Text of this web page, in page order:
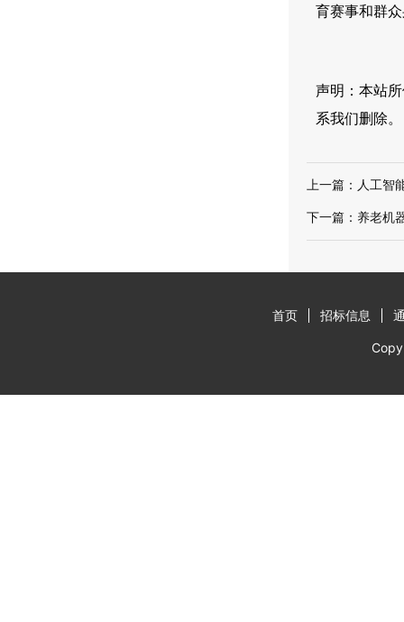
育赛事和群
声明：本站
系我们删除。
上一篇： 人工智
下一篇： 养老机
首页 招标信息